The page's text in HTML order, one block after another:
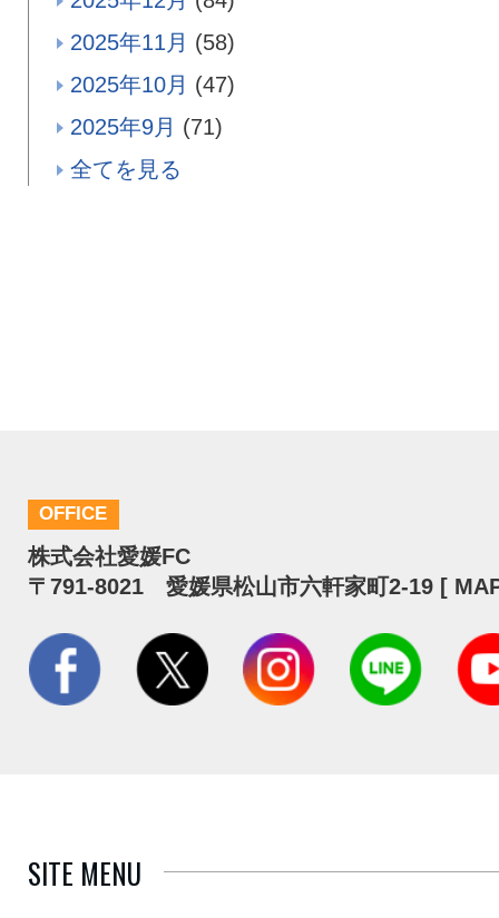
2025年11月 (58)
2025年10月 (47)
2025年9月 (71)
全てを見る
OFFICE
株式会社愛媛FC
〒791-8021 愛媛県松山市六軒家町2-19 [
SITE MENU